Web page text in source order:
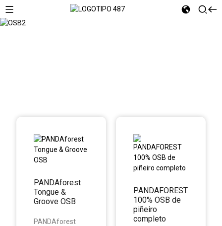
PANDAforest
Tongue &
Groove OSB
PANDAforest
PANDAFOREST
100% OSB de
piñeiro
completo